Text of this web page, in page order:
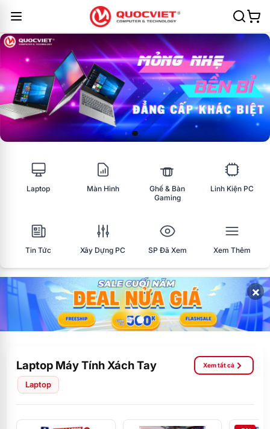
Laptop Màn Hình
Ghế & Bàn
Gaming
Linh Kiện PC
Tin Tức Xây Dựng PC SP Đã Xem Xem Thêm
×
Laptop Máy Tính Xách Tay Xem tất cả
Laptop